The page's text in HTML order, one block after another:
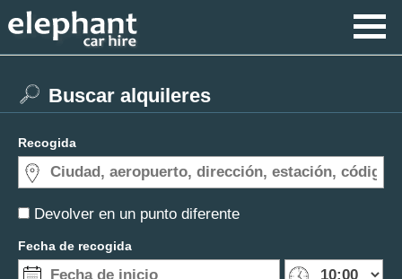
Devolver en un punto diferente
Buscar alquileres
Recogida
Fecha de recogida